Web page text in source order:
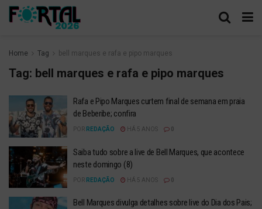
Home Tag bell marques e rafa e pipo marques
Tag: bell marques e rafa e pipo marques
Rafa e Pipo Marques curtem final de semana em praia
de Beberibe; confira
POR REDAÇÃO HÁ 5 ANOS
Saiba tudo sobre a live de Bell Marques, que acontece
neste domingo (8)
POR REDAÇÃO HÁ 5 ANOS
Bell Marques divulga detalhes sobre live do Dia dos Pais;